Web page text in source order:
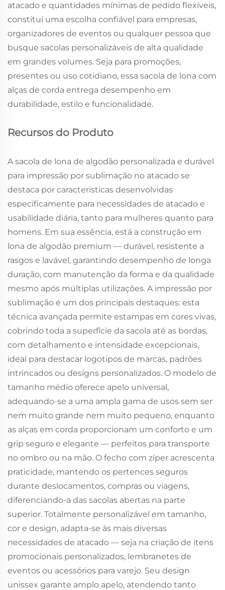
atacado e quantidades mínimas de pedido flexíveis,
constitui uma escolha confiável para empresas,
organizadores de eventos ou qualquer pessoa que
busque sacolas personalizáveis de alta qualidade
em grandes volumes. Seja para promoções,
presentes ou uso cotidiano, essa sacola de lona com
alças de corda entrega desempenho em
durabilidade, estilo e funcionalidade.
Recursos do Produto
A sacola de lona de algodão personalizada e durável
para impressão por sublimação no atacado se
destaca por características desenvolvidas
especificamente para necessidades de atacado e
usabilidade diária, tanto para mulheres quanto para
homens. Em sua essência, está a construção em
lona de algodão premium — durável, resistente a
rasgos e lavável, garantindo desempenho de longa
duração, com manutenção da forma e da qualidade
mesmo após múltiplas utilizações. A impressão por
sublimação é um dos principais destaques: esta
técnica avançada permite estampas em cores vivas,
cobrindo toda a superfície da sacola até as bordas,
com detalhamento e intensidade excepcionais,
ideal para destacar logotipos de marcas, padrões
intrincados ou designs personalizados. O modelo de
tamanho médio oferece apelo universal,
adequando-se a uma ampla gama de usos sem ser
nem muito grande nem muito pequeno, enquanto
as alças em corda proporcionam um conforto e um
grip seguro e elegante — perfeitos para transporte
no ombro ou na mão. O fecho com zíper acrescenta
praticidade, mantendo os pertences seguros
durante deslocamentos, compras ou viagens,
diferenciando-a das sacolas abertas na parte
superior. Totalmente personalizável em tamanho,
cor e design, adapta-se às mais diversas
necessidades de atacado — seja na criação de itens
promocionais personalizados, lembranetes de
eventos ou acessórios para varejo. Seu design
unissex garante amplo apelo, atendendo tanto